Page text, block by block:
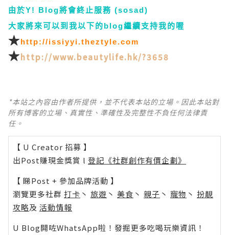
由於Y! Blog將會終止服務 (sosad)
大家將來可以到我以下的blog繼續支持我的喔
★http://issiyyi.theztyle.com
★http://www.beautylife.hk/?3658
*本站之內容由作者所提供，並不代表本站的立場。因此本站對
所有博客的立場、真實性、準確性及完整性不負任何法律責
任。
【 U Creator 招募 】
出Post賺現金獎賞 l 登記《社群創作有價企劃》
【 睇Post + 參加品牌活動 】
瀏覽更多社群 打卡 丶 旅遊 丶 美食 丶 親子 丶 寵物 丶 扮靚
攻略及 活動情報
U Blog開咗WhatsApp啦！發掘更多吃喝玩樂資訊！